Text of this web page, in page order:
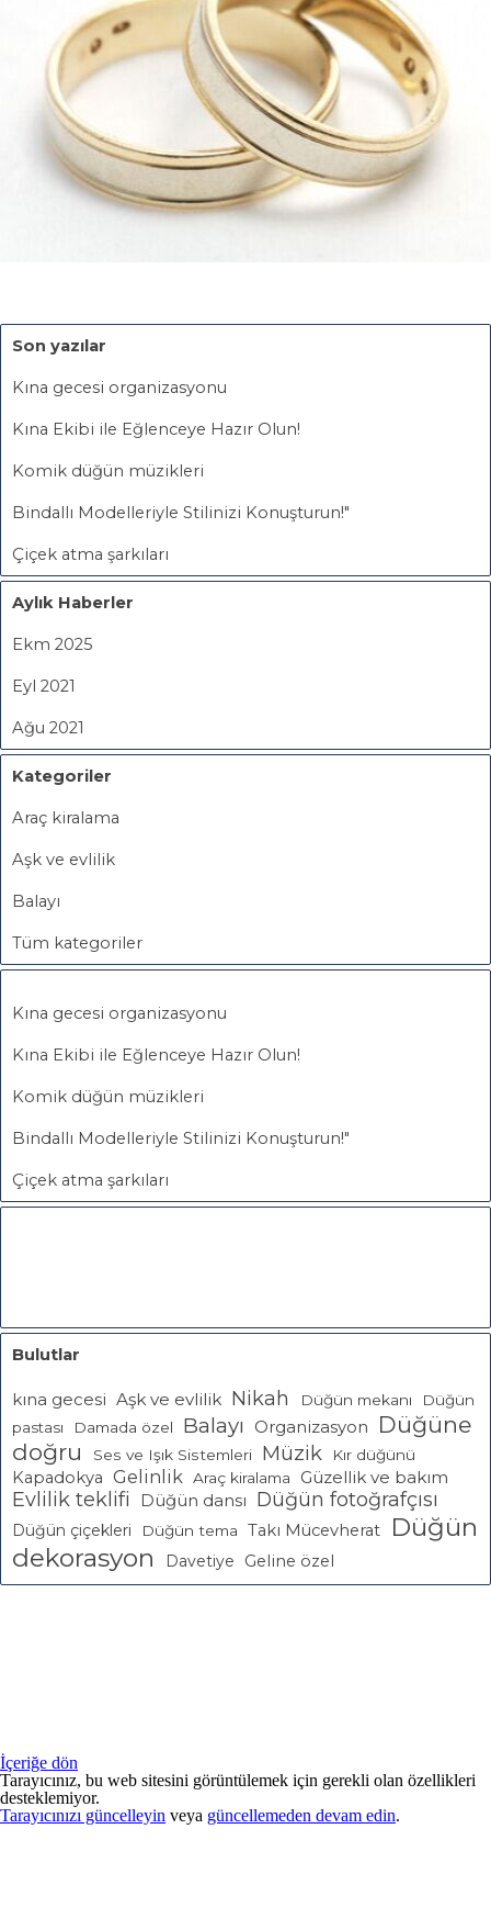
Son yazılar
Kına gecesi organizasyonu
Kına Ekibi ile Eğlenceye Hazır Olun!
Komik düğün müzikleri
Bindallı Modelleriyle Stilinizi Konuşturun!"
Çiçek atma şarkıları
Aylık Haberler
Ekm 2025
Eyl 2021
Ağu 2021
Kategoriler
Araç kiralama
Aşk ve evlilik
Balayı
Tüm kategoriler
Kına gecesi organizasyonu
Kına Ekibi ile Eğlenceye Hazır Olun!
Komik düğün müzikleri
Bindallı Modelleriyle Stilinizi Konuşturun!"
Çiçek atma şarkıları
Bulutlar
kına gecesi Aşk ve evlilik Nikah Düğün mekanı
Düğün
pastası
Damada özel Balayı Organizasyon
Düğüne
doğru
Ses ve Işık Sistemleri Müzik Kır düğünü
Kapadokya Gelinlik Araç kiralama Güzellik ve bakım
Evlilik teklifi Düğün dansı Düğün fotoğrafçısı
Düğün çiçekleri Düğün tema Takı Mücevherat
Düğün
dekorasyon
Davetiye Geline özel
İçeriğe dön
Tarayıcınız, bu web sitesini görüntülemek için gerekli olan özellikleri
desteklemiyor.
Tarayıcınızı güncelleyin veya güncellemeden devam edin.